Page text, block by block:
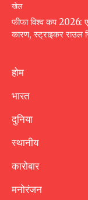
खेल
फीफा विश्व कप 2026:
कारण, स्ट्राइकर राउल
होम
भारत
दुनिया
स्थानीय
कारोबार
मनोरंजन